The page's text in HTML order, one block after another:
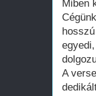
Miben
A